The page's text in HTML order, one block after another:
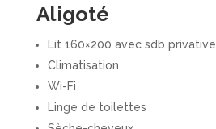
Aligoté
Lit 160×200 avec sdb privative
Climatisation
Wi-Fi
Linge de toilettes